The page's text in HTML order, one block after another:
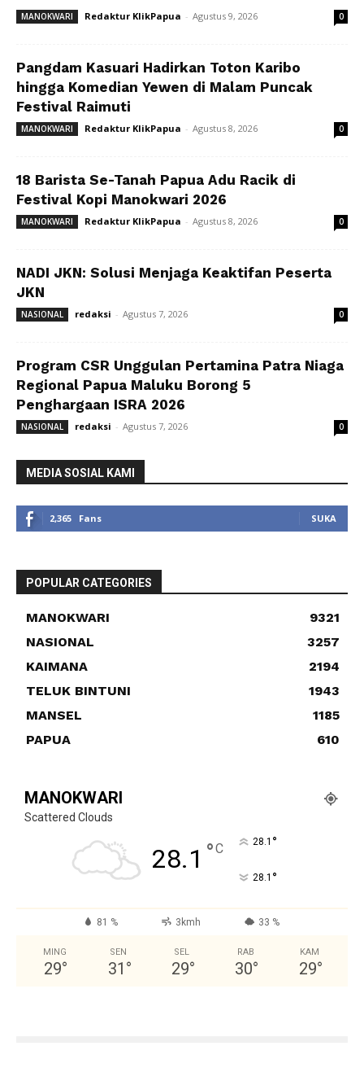
MANOKWARI Redaktur KlikPapua - Agustus 9, 2026 0
Pangdam Kasuari Hadirkan Toton Karibo
hingga Komedian Yewen di Malam Puncak
Festival Raimuti
MANOKWARI Redaktur KlikPapua - Agustus 8, 2026 0
18 Barista Se-Tanah Papua Adu Racik di
Festival Kopi Manokwari 2026
MANOKWARI Redaktur KlikPapua - Agustus 8, 2026 0
NADI JKN: Solusi Menjaga Keaktifan Peserta
JKN
NASIONAL redaksi - Agustus 7, 2026 0
Program CSR Unggulan Pertamina Patra Niaga
Regional Papua Maluku Borong 5
Penghargaan ISRA 2026
NASIONAL redaksi - Agustus 7, 2026 0
MEDIA SOSIAL KAMI
2,365 Fans SUKA
POPULAR CATEGORIES
MANOKWARI
9321
NASIONAL
3257
KAIMANA
2194
TELUK BINTUNI
1943
MANSEL
1185
PAPUA
610
MANOKWARI
Scattered Clouds
28.1 °C 28.1 °
28.1 °
81 % 3kmh 33 %
MING
29°
SEN
31 °
SEL
29°
RAB
30°
KAM
29°